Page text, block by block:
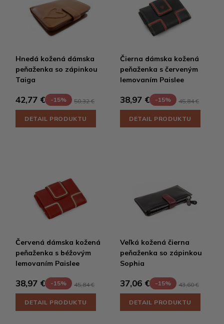
Hnedá kožená dámska
peňaženka so zápinkou
Taiga
42,77 € -15% 50,32 €
DETAIL PRODUKTU
Čierna dámska kožená
peňaženka s červeným
lemovaním Paislee
38,97 € -15% 45,84 €
DETAIL PRODUKTU
Červená dámska kožená
peňaženka s béžovým
lemovaním Paislee
38,97 € -15% 45,84 €
DETAIL PRODUKTU
Veľká kožená čierna
peňaženka so zápinkou
Sophia
37,06 € -15% 43,60 €
DETAIL PRODUKTU